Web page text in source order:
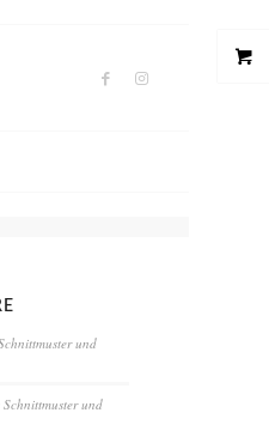
und
Schnittmuster und